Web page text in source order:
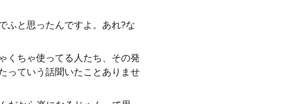
ふと思ったんですよ。あれ?な
くちゃ使ってる人たち、その発
っていう話聞いたことありませ